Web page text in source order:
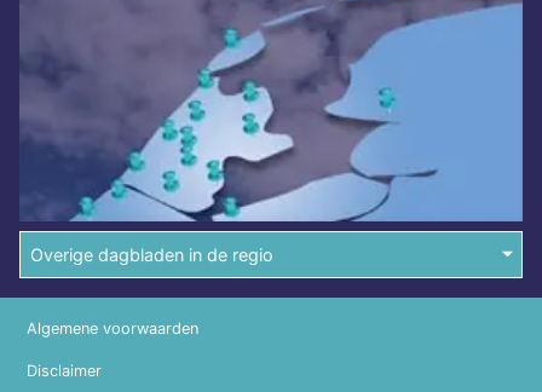
Overige dagbladen in de regio
Algemene voorwaarden
Disclaimer